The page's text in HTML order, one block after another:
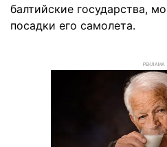
балтийские государства,
посадки его самолета.
РЕКЛАМА